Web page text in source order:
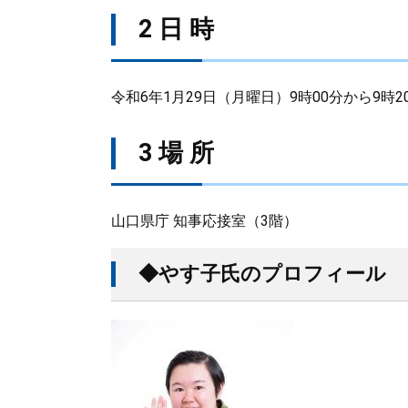
2 日 時
令和6年1月29日（月曜日）9時00分から9時
3 場 所
山口県庁 知事応接室（3階）
◆やす子氏のプロフィール